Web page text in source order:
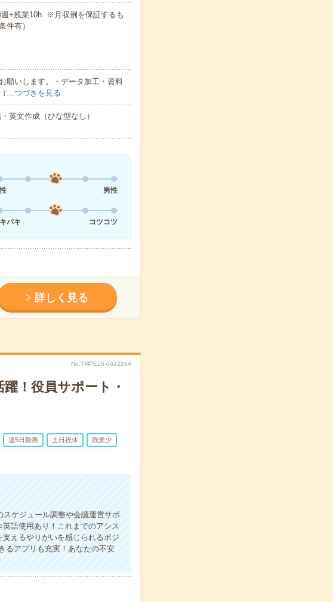
+残業10h ※月収例を保証するも
件有）
願いします。・データ加工・資料
…つづきを見る
・英文作成（ひな型なし）
男性
パキ
コツコツ
詳しく見る
No.TMPE26-0622264
！役員サポート・
週5日勤務 土日祝休 残業少
ケジュール調整や会議運営サポ
語使用あり！これまでのアシス
えるやりがいを感じられるポジ
るアプリも充実！あなたの不安